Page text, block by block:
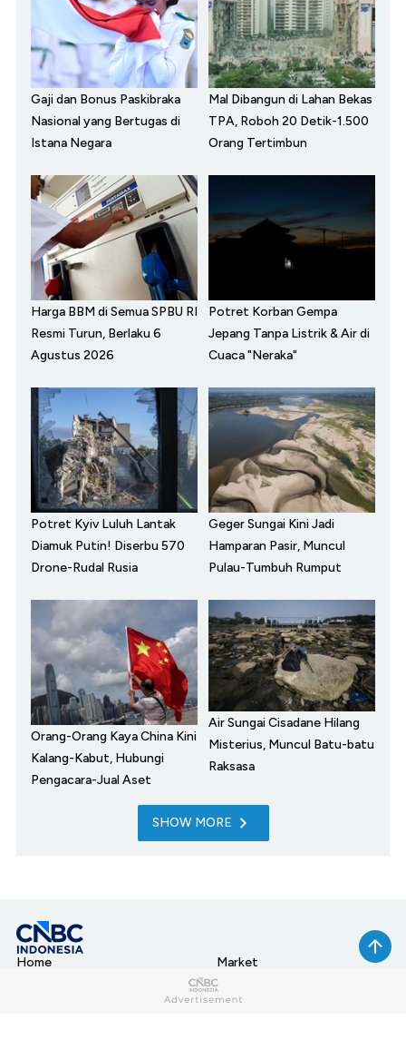
Gaji dan Bonus Paskibraka
Nasional yang Bertugas di
Istana Negara
Mal Dibangun di Lahan Bekas
TPA, Roboh 20 Detik-1.500
Orang Tertimbun
Harga BBM di Semua SPBU RI
Resmi Turun, Berlaku 6
Agustus 2026
Potret Korban Gempa
Jepang Tanpa Listrik & Air di
Cuaca "Neraka"
Potret Kyiv Luluh Lantak
Diamuk Putin! Diserbu 570
Drone-Rudal Rusia
Geger Sungai Kini Jadi
Hamparan Pasir, Muncul
Pulau-Tumbuh Rumput
Orang-Orang Kaya China Kini
Kalang-Kabut, Hubungi
Pengacara-Jual Aset
Air Sungai Cisadane Hilang
Misterius, Muncul Batu-batu
Raksasa
SHOW MORE
Home
Market
News